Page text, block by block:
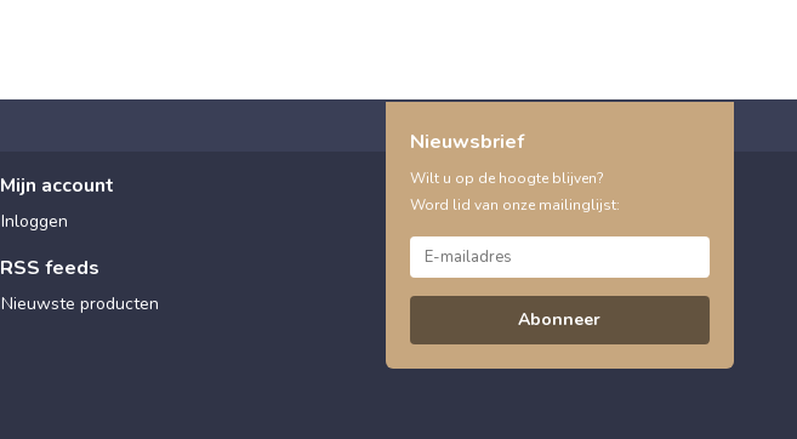
Mijn account
Inloggen
RSS feeds
Nieuwste producten
Nieuwsbrief
Wilt u op de hoogte blijven?
Word lid van onze mailinglijst:
Abonneer